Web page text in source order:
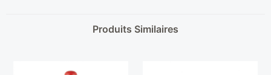
Produits Similaires